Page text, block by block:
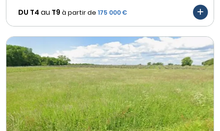
DU T4 au T9 à partir de 175 000 €